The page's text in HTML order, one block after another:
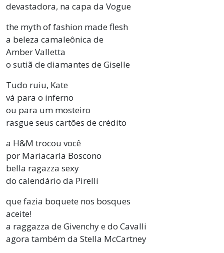
devastadora, na capa da Vogue
the myth of fashion made flesh
a beleza camaleônica de
Amber Valletta
o sutiã de diamantes de Giselle
Tudo ruiu, Kate
vá para o inferno
ou para um mosteiro
rasgue seus cartões de crédito
a H&M trocou você
por Mariacarla Boscono
bella ragazza sexy
do calendário da Pirelli
que fazia boquete nos bosques
aceite!
a raggazza de Givenchy e do Cavalli
agora também da Stella McCartney